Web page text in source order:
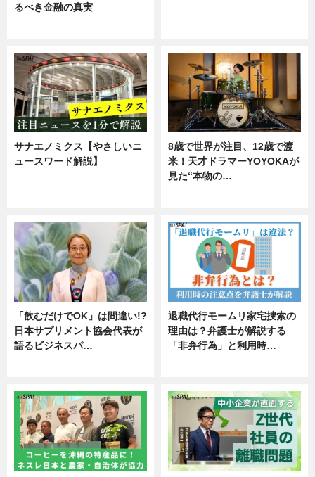
るべき金融の真実
サナエノミクス【やさしいニ
ュースワード解説】
8歳で世界が注目、12歳で渡
米！天才ドラマーYOYOKAが
見た“本物の…
「飲むだけでOK」は間違い!?
日本サプリメント協会代表が
語るビジネスパ…
退職代行モームリ家宅捜索の
理由は？弁護士が解説する
「非弁行為」と利用時…